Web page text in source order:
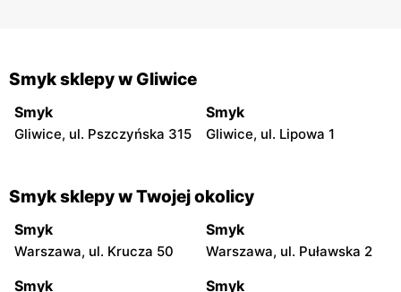
Smyk sklepy w Gliwice
Smyk
Gliwice, ul. Pszczyńska 315
Smyk
Gliwice, ul. Lipowa 1
Smyk sklepy w Twojej okolicy
Smyk
Warszawa, ul. Krucza 50
Smyk
Warszawa, ul. Puławska 2
Smyk Smyk